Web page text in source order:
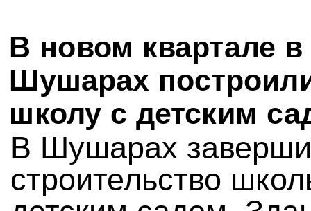
В новом квартале в
Шушарах
школу с детским
В Шушарах
строительство